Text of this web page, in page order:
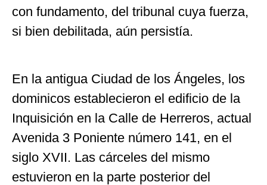
con fundamento, del tribunal cuya fuerza,
si bien debilitada, aún persistía.
En la antigua Ciudad de los Ángeles, los
dominicos establecieron el edificio de la
Inquisición en la Calle de Herreros, actual
Avenida 3 Poniente número 141, en el
siglo XVII. Las cárceles del mismo
estuvieron en la parte posterior del